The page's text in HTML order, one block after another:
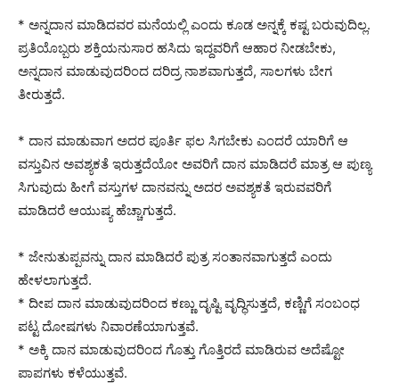
* ಅನ್ನದಾನ ಮಾಡಿದವರ ಮನೆಯಲ್ಲಿ ಎಂದು ಕೂಡ ಅನ್ನಕ್ಕೆ ಕಷ್ಟ ಬರುವುದಿಲ್ಲ.
ಪ್ರತಿಯೊಬ್ಬರು ಶಕ್ತಿಯನುಸಾರ ಹಸಿದು ಇದ್ದವರಿಗೆ ಆಹಾರ ನೀಡಬೇಕು,
ಅನ್ನದಾನ ಮಾಡುವುದರಿಂದ ದರಿದ್ರ ನಾಶವಾಗುತ್ತದೆ, ಸಾಲಗಳು ಬೇಗ
ತೀರುತ್ತದೆ.
* ದಾನ ಮಾಡುವಾಗ ಅದರ ಪೂರ್ತಿ ಫಲ ಸಿಗಬೇಕು ಎಂದರೆ ಯಾರಿಗೆ ಆ
ವಸ್ತುವಿನ ಅವಶ್ಯಕತೆ ಇರುತ್ತದೆಯೋ ಅವರಿಗೆ ದಾನ ಮಾಡಿದರೆ ಮಾತ್ರ ಆ ಪುಣ್ಯ
ಸಿಗುವುದು ಹೀಗೆ ವಸ್ತುಗಳ ದಾನವನ್ನು ಅದರ ಅವಶ್ಯಕತೆ ಇರುವವರಿಗೆ
ಮಾಡಿದರೆ ಆಯುಷ್ಯ ಹೆಚ್ಚಾಗುತ್ತದೆ.
* ಜೇನುತುಪ್ಪವನ್ನು ದಾನ ಮಾಡಿದರೆ ಪುತ್ರ ಸಂತಾನವಾಗುತ್ತದೆ ಎಂದು
ಹೇಳಲಾಗುತ್ತದೆ.
* ದೀಪ ದಾನ ಮಾಡುವುದರಿಂದ ಕಣ್ಣು ದೃಷ್ಟಿ ವೃದ್ಧಿಸುತ್ತದೆ, ಕಣ್ಣಿಗೆ ಸಂಬಂಧ
ಪಟ್ಟ ದೋಷಗಳು ನಿವಾರಣೆಯಾಗುತ್ತವೆ.
* ಅಕ್ಕಿ ದಾನ ಮಾಡುವುದರಿಂದ ಗೊತ್ತು ಗೊತ್ತಿರದೆ ಮಾಡಿರುವ ಅದೆಷ್ಟೋ
ಪಾಪಗಳು ಕಳೆಯುತ್ತವೆ.